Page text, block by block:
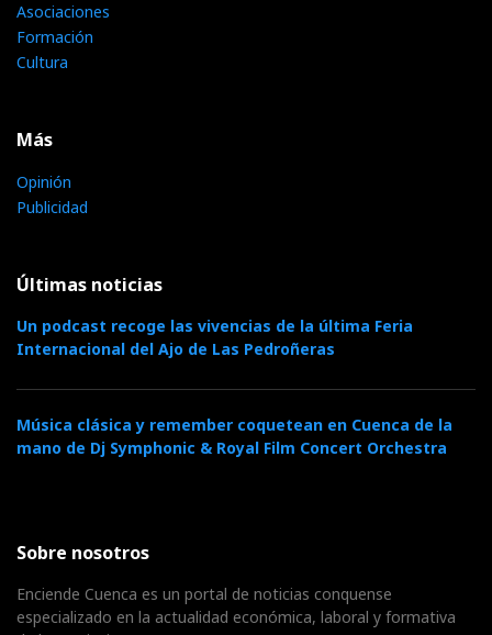
Asociaciones
Formación
Cultura
Más
Opinión
Publicidad
Últimas noticias
Un podcast recoge las vivencias de la última Feria
Internacional del Ajo de Las Pedroñeras
Música clásica y remember coquetean en Cuenca de la
mano de Dj Symphonic & Royal Film Concert Orchestra
Sobre nosotros
Enciende Cuenca es un portal de noticias conquense
especializado en la actualidad económica, laboral y formativa